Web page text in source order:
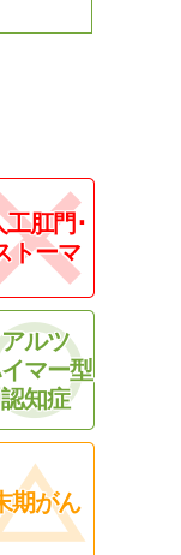
工肛門･
トーマ
アルツ
マー型
認知症
期がん